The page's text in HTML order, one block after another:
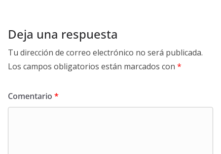
Deja una respuesta
Tu dirección de correo electrónico no será publicada.
Los campos obligatorios están marcados con *
Comentario *